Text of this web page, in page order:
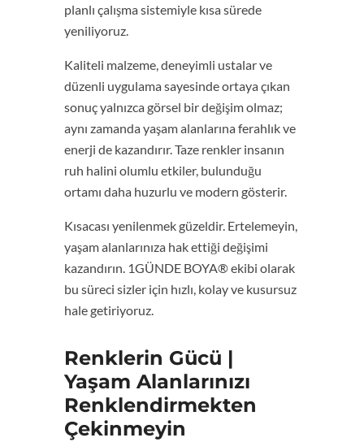
planlı çalışma sistemiyle kısa sürede
yeniliyoruz.
Kaliteli malzeme, deneyimli ustalar ve
düzenli uygulama sayesinde ortaya çıkan
sonuç yalnızca görsel bir değişim olmaz;
aynı zamanda yaşam alanlarına ferahlık ve
enerji de kazandırır. Taze renkler insanın
ruh halini olumlu etkiler, bulunduğu
ortamı daha huzurlu ve modern gösterir.
Kısacası yenilenmek güzeldir. Ertelemeyin,
yaşam alanlarınıza hak ettiği değişimi
kazandırın. 1GÜNDE BOYA® ekibi olarak
bu süreci sizler için hızlı, kolay ve kusursuz
hale getiriyoruz.
Renklerin Gücü |
Yaşam Alanlarınızı
Renklendirmekten
Çekinmeyin